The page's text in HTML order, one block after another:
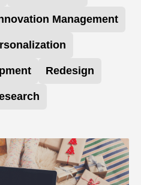
Management
Redesign